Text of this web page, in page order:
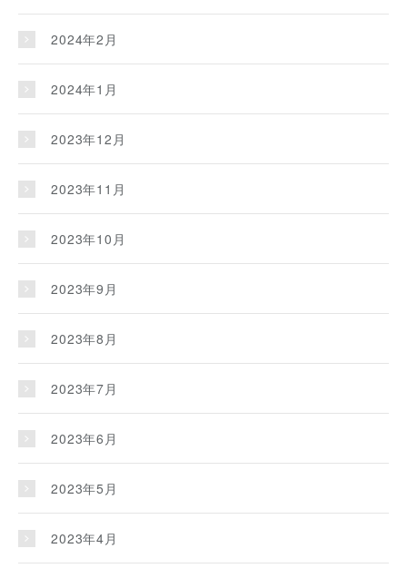
2024年2月
2024年1月
2023年12月
2023年11月
2023年10月
2023年9月
2023年8月
2023年7月
2023年6月
2023年5月
2023年4月